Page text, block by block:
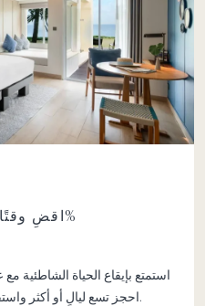
اقضِ وقتًا أطول في الجنة ووفر 30%
استمتع بإيقاع الحياة الشاطئية
احجز تسع ليالٍ أو أكثر واستفد من توفير 30% مع إفطار مجاني.